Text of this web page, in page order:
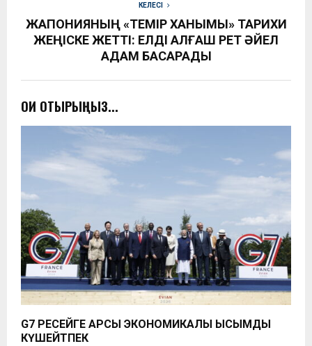
КЕЛЕСІ
ЖАПОНИЯНЫҢ «ТЕМІР ХАНЫМЫ» ТАРИХИ
ЖЕҢІСКЕ ЖЕТТІ: ЕЛДІ АЛҒАШ РЕТ ӘЙЕЛ
АДАМ БАСҚАРАДЫ
ОҚИ ОТЫРЫҢЫЗ...
G7 РЕСЕЙГЕ ҚАРСЫ ЭКОНОМИКАЛЫҚ ҚЫСЫМДЫ
КҮШЕЙТПЕК